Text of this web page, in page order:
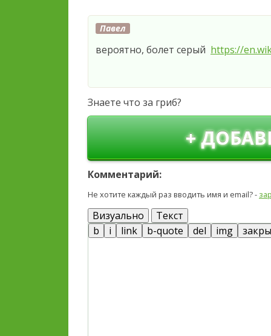
Павел
вероятно, болет серый https://
Знаете что за гриб?
+
Комментарий:
Не хотите каждый раз вводить имя и email? -
Визуально Текст